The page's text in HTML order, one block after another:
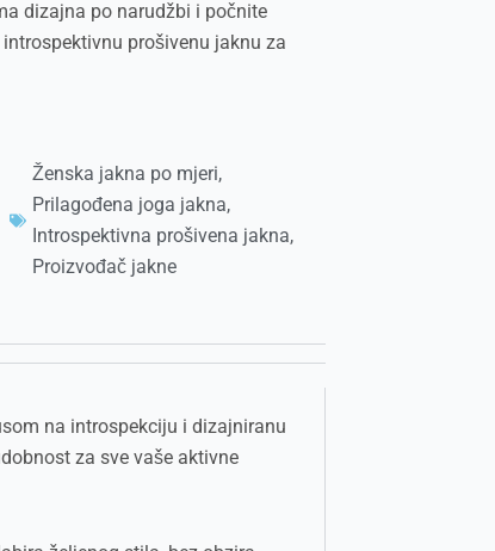
dizajna po narudžbi i počnite
prošivenu jaknu za
Ženska jakna po mjeri,
Prilagođena joga jakna,
Introspektivna prošivena jakna,
Proizvođač jakne
na introspekciju i dizajniranu
za sve vaše aktivne